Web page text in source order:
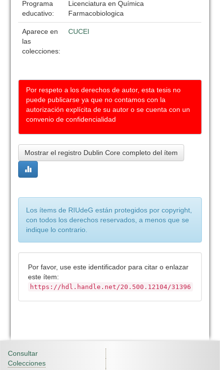
Programa
educativo:
Licenciatura en Química
Farmacobiologica
Aparece en
las
colecciones:
CUCEI
Por respeto a los derechos de autor, esta tesis no
puede publicarse ya que no contamos con la
autorización explícita de su autor o se cuenta con un
convenio de confidencialidad
Mostrar el registro Dublin Core completo del ítem
Los ítems de RIUdeG están protegidos por copyright,
con todos los derechos reservados, a menos que se
indique lo contrario.
Por favor, use este identificador para citar o enlazar
este ítem:
https://hdl.handle.net/20.500.12104/31396
Consultar
Colecciones